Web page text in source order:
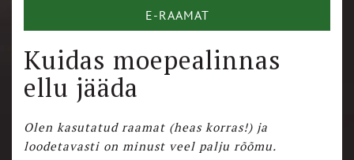
E-RAAMAT
Kuidas moepealinnas
ellu jääda
Olen kasutatud raamat (heas korras!) ja
loodetavasti on minust veel palju rõõmu.